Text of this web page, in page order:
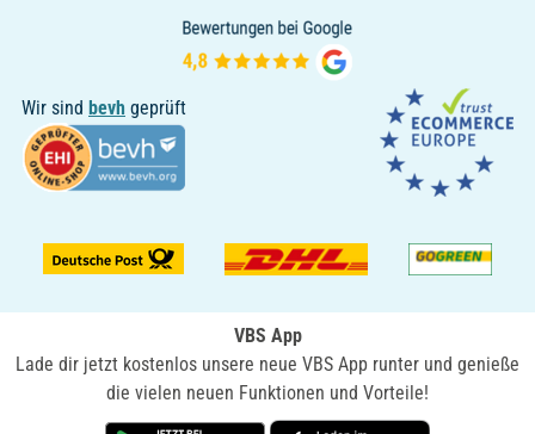
Wir sind bevh geprüft
VBS App
Lade dir jetzt kostenlos unsere neue VBS App runter und genieße
die vielen neuen Funktionen und Vorteile!